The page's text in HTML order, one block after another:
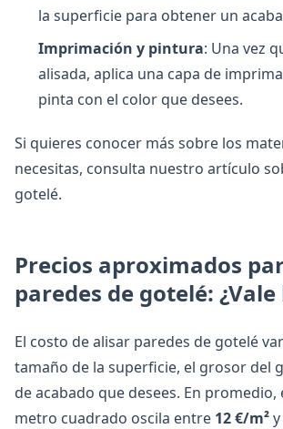
la superficie para obtener un
Imprimación y pintura: Una vez
alisada, aplica una capa de
pinta con el color que desees.
Si quieres conocer más sobre los
necesitas, consulta nuestro artículo
gotelé.
Precios aproximados
paredes de gotelé: ¿Vale
El costo de alisar paredes de gotelé
tamaño de la superficie, el grosor del
de acabado que desees. En
metro cuadrado oscila entre 12 €/m²y